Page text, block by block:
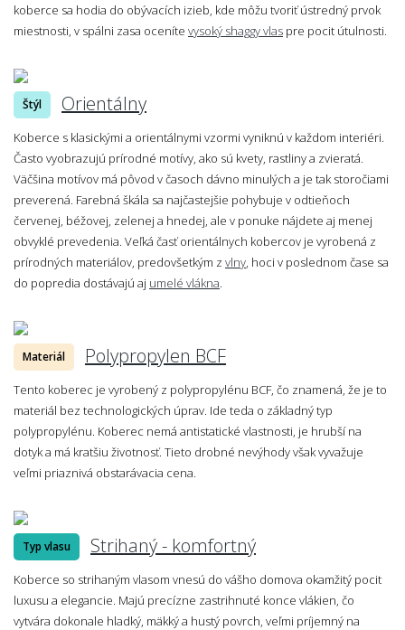
koberce sa hodia do obývacích izieb, kde môžu tvoriť ústredný prvok
miestnosti, v spálni zasa oceníte vysoký shaggy vlas pre pocit útulnosti.
Štýl Orientálny
Koberce s klasickými a orientálnymi vzormi vyniknú v každom interiéri.
Často vyobrazujú prírodné motívy, ako sú kvety, rastliny a zvieratá.
Väčšina motívov má pôvod v časoch dávno minulých a je tak storočiami
preverená. Farebná škála sa najčastejšie pohybuje v odtieňoch
červenej, béžovej, zelenej a hnedej, ale v ponuke nájdete aj menej
obvyklé prevedenia. Veľká časť orientálnych kobercov je vyrobená z
prírodných materiálov, predovšetkým z vlny , hoci v poslednom čase sa
do popredia dostávajú aj umelé vlákna
Materiál Polypropylen BCF
Tento koberec je vyrobený z polypropylénu BCF, čo znamená, že je to
materiál bez technologických úprav. Ide teda o základný typ
polypropylénu. Koberec nemá antistatické vlastnosti, je hrubší na
dotyk a má kratšiu životnosť. Tieto drobné nevýhody však vyvažuje
veľmi priaznivá obstarávacia cena.
Typ vlasu Strihaný - komfortný
Koberce so strihaným vlasom vnesú do vášho domova okamžitý pocit
luxusu a elegancie. Majú precízne zastrihnuté konce vlákien, čo
vytvára dokonale hladký, mäkký a hustý povrch, veľmi príjemný na